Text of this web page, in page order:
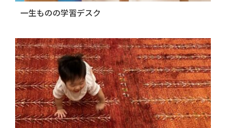
一生ものの学習デスク